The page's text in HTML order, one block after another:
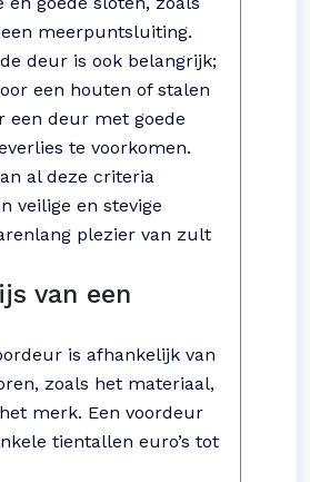
meerpuntsluiting.
deur is ook belangrijk;
een houten of stalen
een deur met goede
te voorkomen.
al deze criteria
veilige en stevige
plezier van zult
van een
is afhankelijk van
zoals het materiaal,
merk. Een voordeur
tientallen euro’s tot